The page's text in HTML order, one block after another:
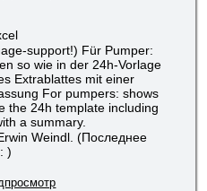
support!) Für Pumper:
so wie in der 24h-Vorlage
Extrablattes mit einer
For pumpers: shows
the 24h template including
a summary.
Weindl. (Последнее
)